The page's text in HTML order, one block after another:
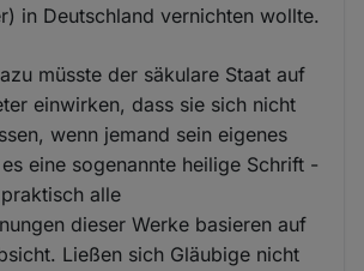
in Deutschland vernichten wollte.
müsste der säkulare Staat auf
einwirken, dass sie sich nicht
wenn jemand sein eigenes
eine sogenannte heilige Schrift -
alle
dieser Werke basieren auf
Ließen sich Gläubige nicht